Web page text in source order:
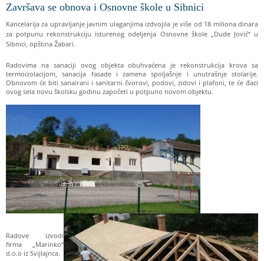
Završava se obnova i Osnovne škole u Sibnici
Kancelarija za upravljanje javnim ulaganjima izdvojila je više od 18 miliona dinara
za potpunu rekonstrukciju isturenog odeljenja Osnovne škole „Dude Jović“ u
Sibnici, opština Žabari.
Radovima na sanaciji ovog objekta obuhvaćena je rekonstrukcija krova sa
termoizolacijom, sanacija fasade i zamena spoljašnje i unutrašnje stolarije.
Obnovom će biti sanairani i sanitarni čvorovi, podovi, zidovi i plafoni, te će đaci
ovog sela novu školsku godinu započeti u potpuno novom objektu.
Radove izvodi
firma „Marinko“
d.o.o iz Svijlajnca.